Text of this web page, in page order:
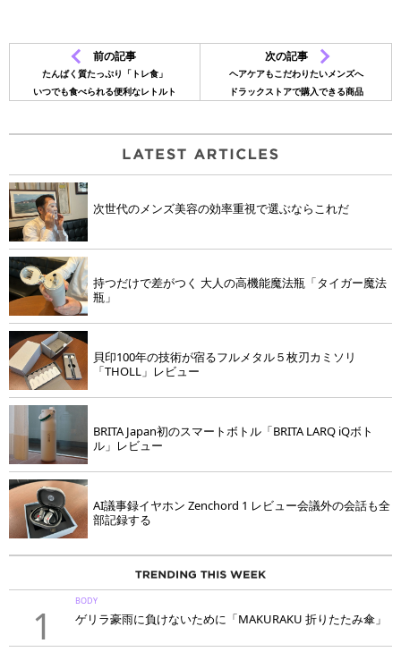
前の記事
たんぱく質たっぷり「トレ食」
いつでも食べられる便利なレトルト
次の記事
ヘアケアもこだわりたいメンズへ
ドラックストアで購入できる商品
次世代のメンズ美容の効率重視で選ぶならこれだ
持つだけで差がつく 大人の高機能魔法瓶「タイガー魔法
瓶」
貝印100年の技術が宿るフルメタル５枚刃カミソリ
「THOLL」レビュー
BRITA Japan初のスマートボトル「BRITA LARQ iQボト
ル」レビュー
AI議事録イヤホン Zenchord 1 レビュー会議外の会話も全
部記録する
1
BODY
ゲリラ豪雨に負けないために「MAKURAKU 折りたたみ傘」